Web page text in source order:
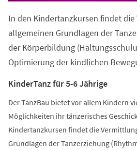
In den Kindertanzkursen findet
allgemeinen Grundlagen der
der Körperbildung
Optimierung der kindlichen
KinderTanz für 5-6 Jährige
Der TanzBau bietet vor allem Kindern
Möglichkeiten ihr tänzerisches
Kindertanzkursen findet die
Grundlagen der Tanzerziehung